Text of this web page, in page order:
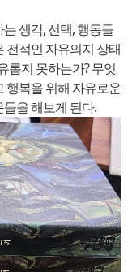
생각, 선택, 행동들
전적인 자유의지 상태
롭지 못하는가? 무엇
행복을 위해 자유로운
을 해보게 된다.